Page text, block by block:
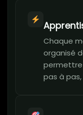
Chaque
organisé
permettre
pas à